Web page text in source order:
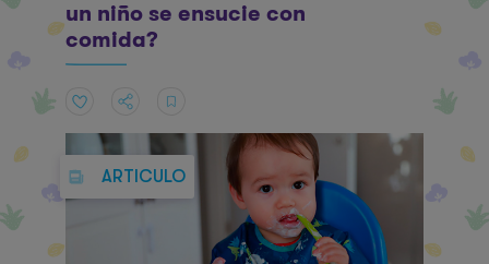
un niño se ensucie con
comida?
ARTICULO